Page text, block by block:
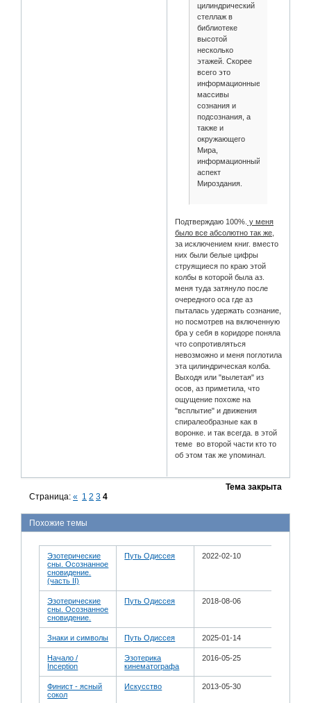
цилиндрический
стеллаж в
библиотеке
высотой
несколько
этажей. Скорее
всего это
информационные
массивы
сознания и
подсознания, а
также и
окружающего
Мира,
информационный
аспект
Мироздания.
Подтверждаю 100%. у меня
было все абсолютно так же
за исключением книг. вместо
них были белые цифры
струящиеся по краю этой
колбы в которой была аз.
меня туда затянуло после
очередного оса где аз
пыталась удержать сознание,
но посмотрев на включенную
бра у себя в коридоре поняла
что сопротивляться
невозможно и меня поглотила
эта цилиндрическая колба.
Выходя или "вылетая" из
осов, аз приметила, что
ощущение похоже на
"всплытие" и движения
спиралеобразные как в
воронке. и так всегда. в этой
теме во второй части кто то
об этом так же упоминал.
Тема закрыта
Страница:« 1 2 3 4
Похожие темы
Эзотерические
сны. Осознанное
сновидение.
(часть II)
Путь Одиссея 2022-02-10
Эзотерические
сны. Осознанное
сновидение.
Путь Одиссея 2018-08-06
Знаки и символы Путь Одиссея 2025-01-14
Начало /
Inception
Эзотерика
кинематографа
2016-05-25
Финист - ясный
сокол
Искусство 2013-05-30